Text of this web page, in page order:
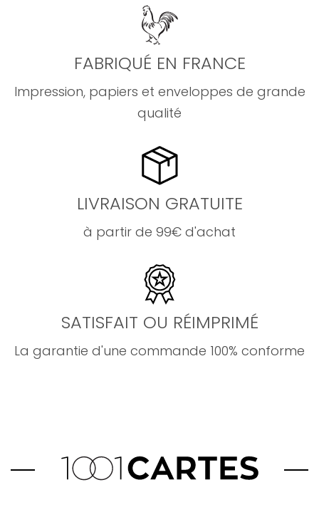
FABRIQUÉ EN FRANCE
Impression, papiers et enveloppes de grande
qualité
LIVRAISON GRATUITE
à partir de 99€ d'achat
SATISFAIT OU RÉIMPRIMÉ
La garantie d'une commande 100% conforme